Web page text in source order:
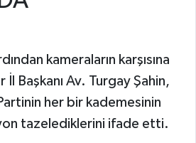
kameraların karşısına
Başkanı Av. Turgay Şahin,
her bir kademesinin
tazelediklerini ifade etti.